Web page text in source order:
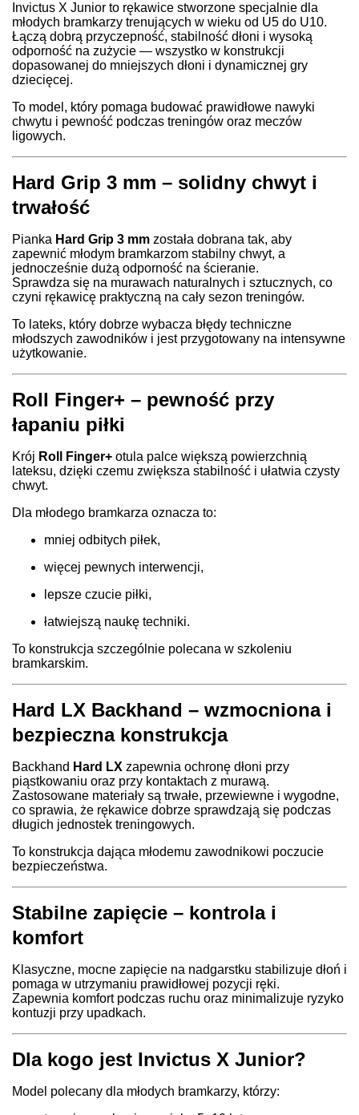
Invictus X Junior to rękawice stworzone specjalnie dla
młodych bramkarzy trenujących w wieku od U5 do U10.
Łączą dobrą przyczepność, stabilność dłoni i wysoką
odporność na zużycie — wszystko w konstrukcji
dopasowanej do mniejszych dłoni i dynamicznej gry
dziecięcej.
To model, który pomaga budować prawidłowe nawyki
chwytu i pewność podczas treningów oraz meczów
ligowych.
Hard Grip 3 mm – solidny chwyt i
trwałość
Pianka Hard Grip 3 mm została dobrana tak, aby
zapewnić młodym bramkarzom stabilny chwyt, a
jednocześnie dużą odporność na ścieranie.
Sprawdza się na murawach naturalnych i sztucznych, co
czyni rękawicę praktyczną na cały sezon treningów.
To lateks, który dobrze wybacza błędy techniczne
młodszych zawodników i jest przygotowany na intensywne
użytkowanie.
Roll Finger+ – pewność przy
łapaniu piłki
Krój Roll Finger+ otula palce większą powierzchnią
lateksu, dzięki czemu zwiększa stabilność i ułatwia czysty
chwyt.
Dla młodego bramkarza oznacza to:
mniej odbitych piłek,
więcej pewnych interwencji,
lepsze czucie piłki,
łatwiejszą naukę techniki.
To konstrukcja szczególnie polecana w szkoleniu
bramkarskim.
Hard LX Backhand – wzmocniona i
bezpieczna konstrukcja
Backhand Hard LX zapewnia ochronę dłoni przy
piąstkowaniu oraz przy kontaktach z murawą.
Zastosowane materiały są trwałe, przewiewne i wygodne,
co sprawia, że rękawice dobrze sprawdzają się podczas
długich jednostek treningowych.
To konstrukcja dająca młodemu zawodnikowi poczucie
bezpieczeństwa.
Stabilne zapięcie – kontrola i
komfort
Klasyczne, mocne zapięcie na nadgarstku stabilizuje dłoń i
pomaga w utrzymaniu prawidłowej pozycji ręki.
Zapewnia komfort podczas ruchu oraz minimalizuje ryzyko
kontuzji przy upadkach.
Dla kogo jest Invictus X Junior?
Model polecany dla młodych bramkarzy, którzy: